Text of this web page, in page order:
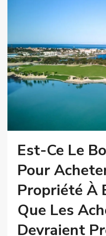
Est-Ce Le
Pour
Propriété À
Que Les
Devraient